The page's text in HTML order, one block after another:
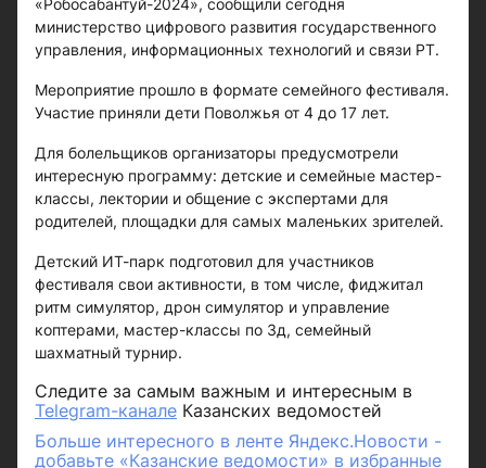
«Робосабантуй-2024», сообщили сегодня
министерство цифрового развития государственного
управления, информационных технологий и связи РТ.
Мероприятие прошло в формате семейного фестиваля.
Участие приняли дети Поволжья от 4 до 17 лет.
Для болельщиков организаторы предусмотрели
интересную программу: детские и семейные мастер-
классы, лектории и общение с экспертами для
родителей, площадки для самых маленьких зрителей.
Детский ИТ-парк подготовил для участников
фестиваля свои активности, в том числе, фиджитал
ритм симулятор, дрон симулятор и управление
коптерами, мастер-классы по 3д, семейный
шахматный турнир.
Следите за самым важным и интересным в
Telegram-канале Казанских ведомостей
Больше интересного в ленте Яндекс.Новости -
добавьте «Казанские ведомости» в избранные